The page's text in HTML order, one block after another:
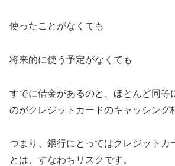
使ったことがなくても
将来的に使う予定がなくても
すでに借金があるのと、ほとんど同等
のがクレジットカードのキャッシング
つまり、銀行にとってはクレジットカ
とは、すなわちリスクです。